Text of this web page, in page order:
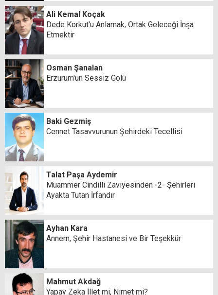
Ali Kemal Koçak
Dede Korkut'u Anlamak, Ortak Geleceği İnşa
Etmektir
Osman Şanalan
Erzurum'un Sessiz Golü
Baki Gezmiş
Cennet Tasavvurunun Şehirdeki Tecellîsi
Talat Paşa Aydemir
Muammer Cindilli Zaviyesinden -2- Şehirleri
Ayakta Tutan İrfandır
Ayhan Kara
Annem, Şehir Hastanesi ve Bir Teşekkür
Mahmut Akdağ
Yapay Zeka İllet mi, Nimet mi?